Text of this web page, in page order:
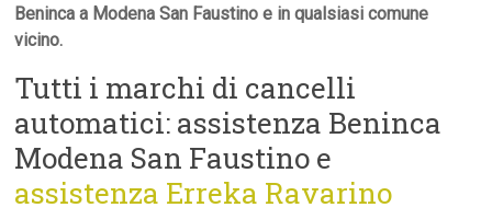
Beninca a Modena San Faustino e in qualsiasi comune
vicino.
Tutti i marchi di cancelli
automatici: assistenza Beninca
Modena San Faustino e
assistenza Erreka Ravarino